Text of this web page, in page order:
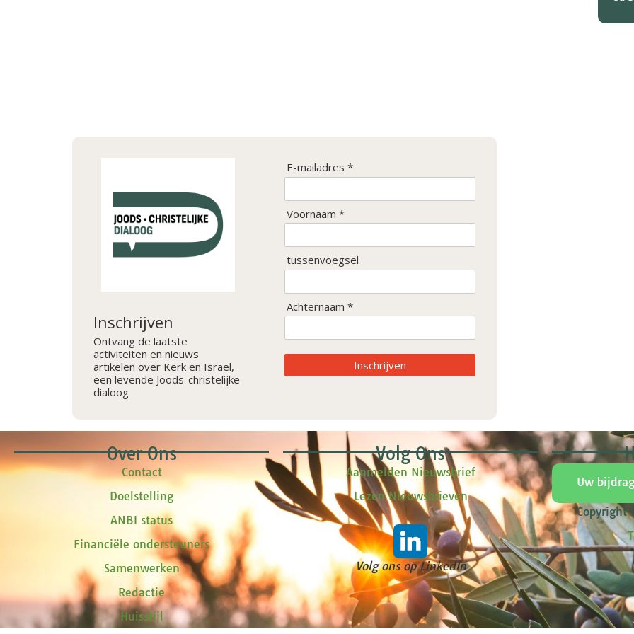
Inschrijven
Ontvang de laatste
activiteiten en nieuws
artikelen over Kerk en Israël,
een levende Joods-christelijke
dialoog
E-mailadres *
Voornaam *
tussenvoegsel
Achternaam *
Inschrijven
Over Ons
Contact
Doelstelling
ANBI status
Financiële ondersteuners
Samenwerken
Redactie
Huisstijl
Volg Ons
Aanmelden Nieuwsbrief
Lezen Nieuwsbrieven
Volg ons op LinkedIn
Uw
Copyright